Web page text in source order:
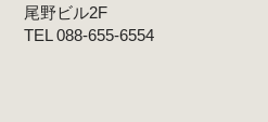
尾野ビル2F
088-655-6554